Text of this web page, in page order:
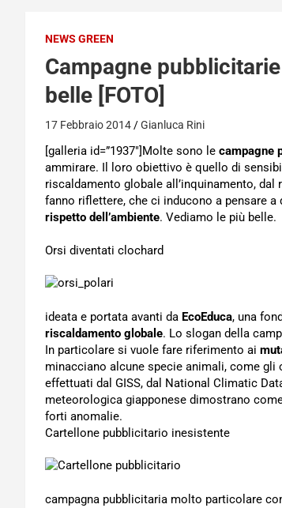
NEWS GREEN
Campagne
belle [FOTO]
17 Febbraio 2014 Gianluca Rini
[galleria id=”1937″]Molte sono le campagne
ammirare. Il loro obiettivo è quello di
riscaldamento globale all’inquinamento,
fanno riflettere, che ci inducono a pensare
rispetto dell’ambiente. Vediamo le più belle.
Orsi diventati clochard
ideata e portata avanti da EcoEduca, una
riscaldamento globale. Lo slogan della
In particolare si vuole fare riferimento ai
minacciano alcune specie animali, come
effettuati dal GISS, dal National Climatic
meteorologica giapponese dimostrano
forti anomalie.
Cartellone pubblicitario inesistente
campagna pubblicitaria molto particolare